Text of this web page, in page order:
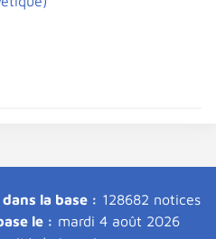
la base : 128682 notices
le : mardi 4 août 2026